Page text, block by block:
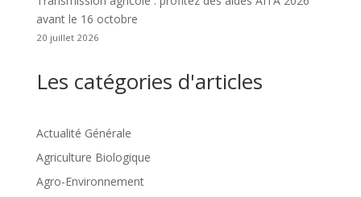
avant le 16 octobre
20 juillet 2026
Les catégories d'articles
Actualité Générale
Agriculture Biologique
Agro-Environnement